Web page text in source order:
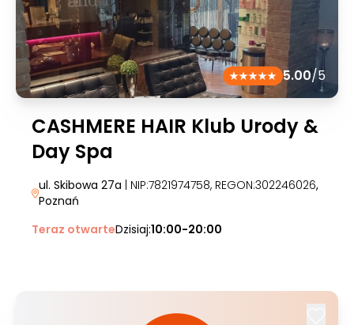
5.00/5
CASHMERE HAIR Klub Urody &
Day Spa
ul. Skibowa 27a | NIP:7821974758, REGON:302246026,
Poznań
Teraz otwarteDzisiaj:10:00-20:00